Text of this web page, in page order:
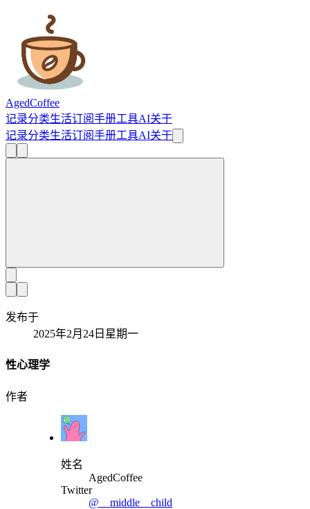
AgedCoffee
记录分类生活订阅手册工具AI关于
记录分类生活订阅手册工具AI关于
发布于
2025年2月24日星期一
性心理学
作者
姓名
AgedCoffee
Twitter
@__middle__child